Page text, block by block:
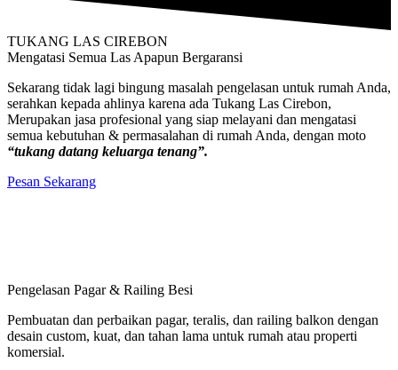
TUKANG LAS CIREBON
Mengatasi Semua Las Apapun Bergaransi
Sekarang tidak lagi bingung masalah pengelasan untuk rumah Anda,
serahkan kepada ahlinya karena ada Tukang Las Cirebon,
Merupakan jasa profesional yang siap melayani dan mengatasi
semua kebutuhan & permasalahan di rumah Anda, dengan moto
“tukang datang keluarga tenang”.
Pesan Sekarang
Pengelasan Pagar & Railing Besi
Pembuatan dan perbaikan pagar, teralis, dan railing balkon dengan
desain custom, kuat, dan tahan lama untuk rumah atau properti
komersial.